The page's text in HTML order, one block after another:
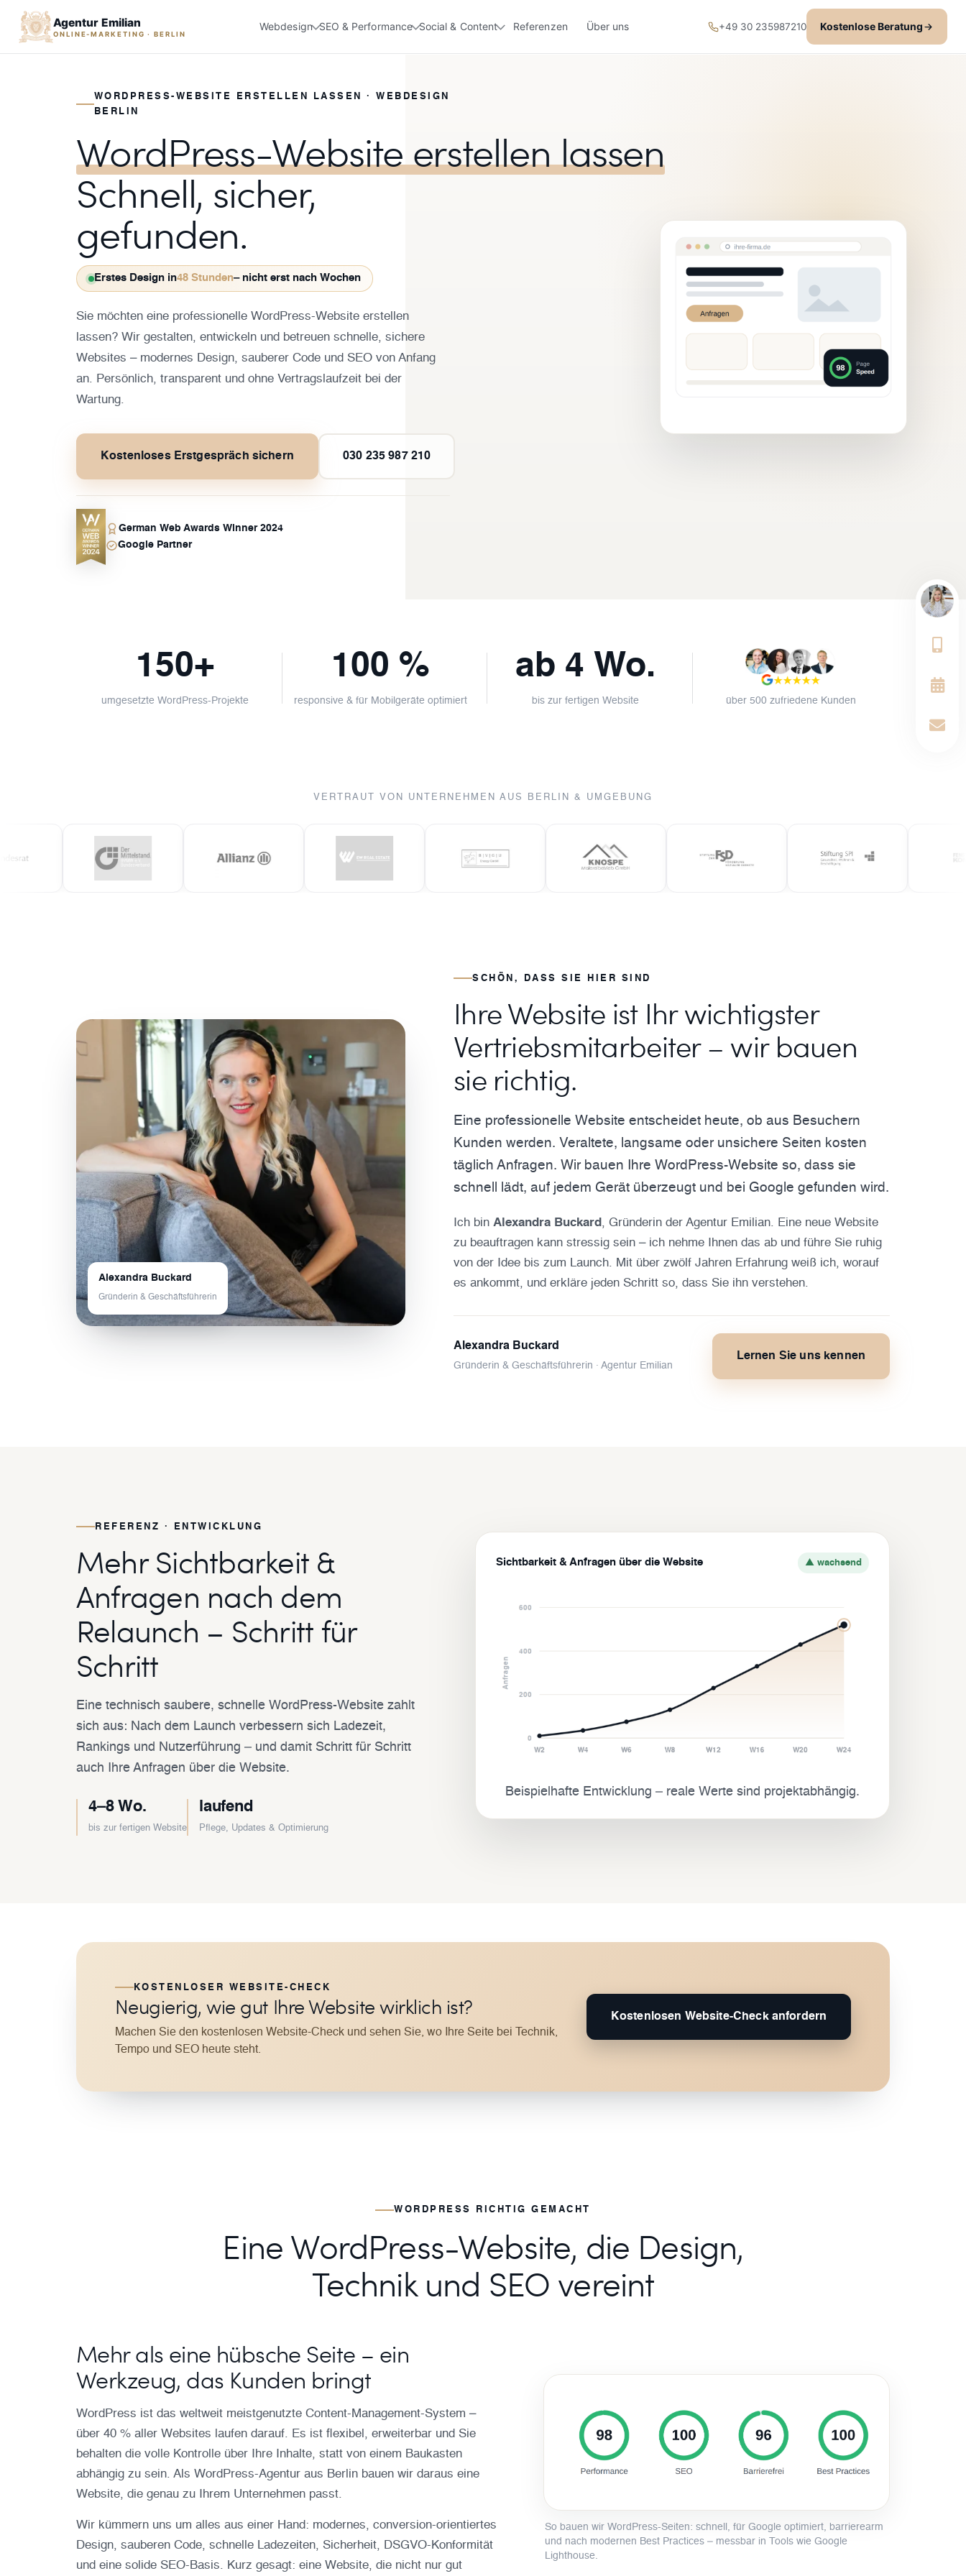
Agentur Emilian
ONLINE-MARKETING · BERLIN
Webdesign SEO & Performance Social & Content Referenzen Über uns +49 30 235987210 Kostenlose Beratung
WORDPRESS-WEBSITE ERSTELLEN LASSEN · WEBDESIGN
BERLIN
WordPress-Website erstellen lassen
Schnell, sicher,
gefunden.
Erstes Design in48 Stunden– nicht erst nach Wochen
Sie möchten eine professionelle WordPress-Website erstellen
lassen? Wir gestalten, entwickeln und betreuen schnelle, sichere
Websites – modernes Design, sauberer Code und SEO von Anfang
an. Persönlich, transparent und ohne Vertragslaufzeit bei der
Wartung.
Kostenloses Erstgespräch sichern 030 235 987 210
German Web Awards Winner 2024
Google Partner
150+
umgesetzte WordPress-Projekte
100 %
responsive & für Mobilgeräte optimiert
ab 4 Wo.
bis zur fertigen Website über 500 zufriedene Kunden
VERTRAUT VON UNTERNEHMEN AUS BERLIN & UMGEBUNG
Alexandra Buckard
Gründerin & Geschäftsführerin
SCHÖN, DASS SIE HIER SIND
Ihre Website ist Ihr wichtigster
Vertriebsmitarbeiter – wir bauen
sie richtig.
Eine professionelle Website entscheidet heute, ob aus Besuchern
Kunden werden. Veraltete, langsame oder unsichere Seiten kosten
täglich Anfragen. Wir bauen Ihre WordPress-Website so, dass sie
schnell lädt, auf jedem Gerät überzeugt und bei Google gefunden wird.
Ich binAlexandra Buckard , Gründerin der Agentur Emilian. Eine neue Website
zu beauftragen kann stressig sein – ich nehme Ihnen das ab und führe Sie ruhig
von der Idee bis zum Launch. Mit über zwölf Jahren Erfahrung weiß ich, worauf
es ankommt, und erkläre jeden Schritt so, dass Sie ihn verstehen.
Alexandra Buckard
Gründerin & Geschäftsführerin · Agentur Emilian
Lernen Sie uns kennen
REFERENZ · ENTWICKLUNG
Mehr Sichtbarkeit &
Anfragen nach dem
Relaunch – Schritt für
Schritt
Eine technisch saubere, schnelle WordPress-Website zahlt
sich aus: Nach dem Launch verbessern sich Ladezeit,
Rankings und Nutzerführung – und damit Schritt für Schritt
auch Ihre Anfragen über die Website.
4–8 Wo.
bis zur fertigen Website
laufend
Pflege, Updates & Optimierung
Sichtbarkeit & Anfragen über die Website ▲ wachsend
Beispielhafte Entwicklung – reale Werte sind projektabhängig.
KOSTENLOSER WEBSITE-CHECK
Neugierig, wie gut Ihre Website wirklich ist?
Machen Sie den kostenlosen Website-Check und sehen Sie, wo Ihre Seite bei Technik,
Tempo und SEO heute steht.
Kostenlosen Website-Check anfordern
WORDPRESS RICHTIG GEMACHT
Eine WordPress-Website, die Design,
Technik und SEO vereint
Mehr als eine hübsche Seite – ein
Werkzeug, das Kunden bringt
WordPress ist das weltweit meistgenutzte Content-Management-System –
über 40 % aller Websites laufen darauf. Es ist flexibel, erweiterbar und Sie
behalten die volle Kontrolle über Ihre Inhalte, statt von einem Baukasten
abhängig zu sein. Als WordPress-Agentur aus Berlin bauen wir daraus eine
Website, die genau zu Ihrem Unternehmen passt.
Wir kümmern uns um alles aus einer Hand: modernes, conversion-orientiertes
Design, sauberen Code, schnelle Ladezeiten, Sicherheit, DSGVO-Konformität
und eine solide SEO-Basis. Kurz gesagt: eine Website, die nicht nur gut
So bauen wir WordPress-Seiten: schnell, für Google optimiert, barrierearm
und nach modernen Best Practices – messbar in Tools wie Google
Lighthouse.